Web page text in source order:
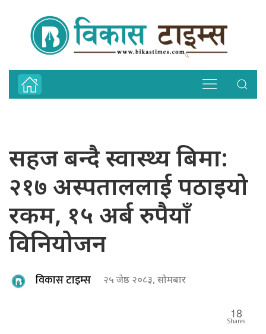
सहज बन्दै स्वास्थ्य बिमा:
२१७ अस्पताललाई पठाइयो
रकम, १५ अर्ब रुपैयाँ
विनियोजन
विकास टाइम्स २५ जेष्ठ २०८३, सोमबार
18
Shares